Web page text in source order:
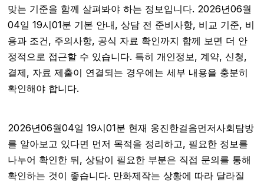
맞는 기준을 함께 살펴봐야 하는 정보입니다. 2026년06월
04일 19시01분 기본 안내, 상담 전 준비사항, 비교 기준, 비
용과 조건, 주의사항, 공식 자료 확인까지 함께 보면 더 안
정적으로 접근할 수 있습니다. 특히 개인정보, 계약, 신청,
결제, 자료 제출이 연결되는 경우에는 세부 내용을 충분히
확인해야 합니다.
2026년06월04일 19시01분 현재 웅진한걸음먼저사회탐방
를 알아보고 있다면 먼저 목적을 정리하고, 필요한 정보를
나누어 확인한 뒤, 상담이 필요한 부분은 직접 문의를 통해
확인하는 것이 좋습니다. 만화제작는 상황에 따라 달라질